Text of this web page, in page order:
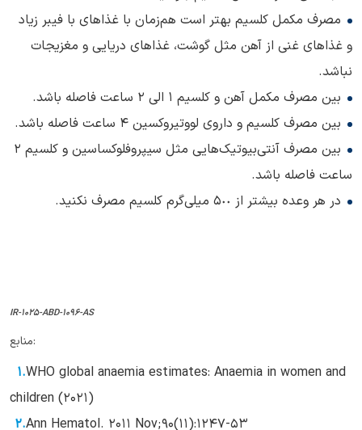
مصرف مکمل کلسیم بهتر است هم‌زمان با غذاهای با فیبر زیاد
و غذاهای غنی از آهن مثل گوشت، غذاهای دریایی و مغزیجات
نباشد.
بین مصرف مکمل آهن و کلسیم ١ الی ٢ ساعت فاصله باشد.
بین مصرف کلسیم و داروی لووتیروکسین ٤ ساعت فاصله باشد.
بین مصرف آنتی‌بیوتیک‌هایی مثل سیپروفلوکساسین و کلسیم ٢
ساعت فاصله باشد.
در هر وعده بیشتر از ٥٠٠ میلی‌گرم کلسیم مصرف نکنید.
IR-1025-ABD-1096-AS
منابع:
WHO global anaemia estimates: Anaemia in women and
children (2021)
Ann Hematol. 2011 Nov;90(11):1247-53